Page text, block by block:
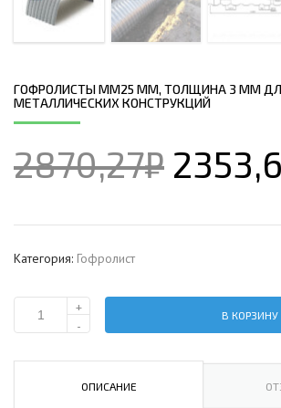
ГОФРОЛИСТЫ ММ25 ММ, ТОЛЩИНА 3 ММ
МЕТАЛЛИЧЕСКИХ КОНСТРУКЦИЙ
2870,27₽
Категория: Гофролист
Количество
ММ25
+
-
В КОРЗИНУ
ОПИСАНИЕ